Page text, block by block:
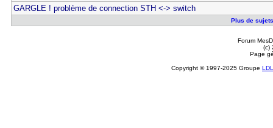
GARGLE ! problème de connection STH <-> switch
Plus de
Forum
(c)
Page
Copyright © 1997-2025 Groupe